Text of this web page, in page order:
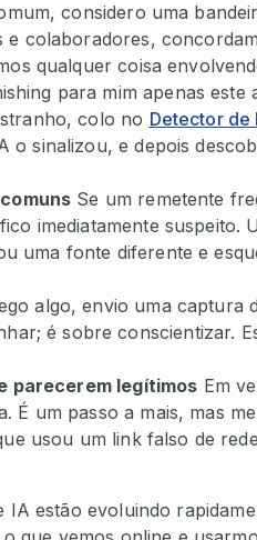
considero uma
colaboradores,
qualquer coisa
para mim apenas este
colo no Detector de
o sinalizou, e depois
Se um remetente
imediatamente suspeito.
uma fonte diferente e
algo, envio uma captura
é sobre conscientizar.
parecerem legítimos Em
É um passo a mais, mas
usou um link falso de
estão evoluindo